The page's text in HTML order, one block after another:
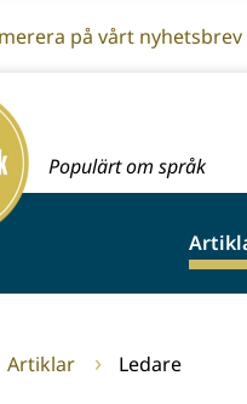
på vårt nyhetsbrev
Populärt om språk
Artiklar Ledare